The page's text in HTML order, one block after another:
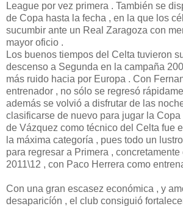
League por vez primera . También se
de Copa hasta la fecha , en la que los
sucumbir ante un Real Zaragoza con
mayor oficio .
Los buenos tiempos del Celta tuvieron
descenso a Segunda en la campaña
más ruido hacia por Europa . Con
entrenador , no sólo se regresó
además se volvió a disfrutar de las
clasificarse de nuevo para jugar la Copa
de Vázquez como técnico del Celta fue
la máxima categoría , pues todo un
para regresar a Primera ,
2011\12 , con Paco Herrera como
Con una gran escasez económica , y
desaparicíón , el club consiguió